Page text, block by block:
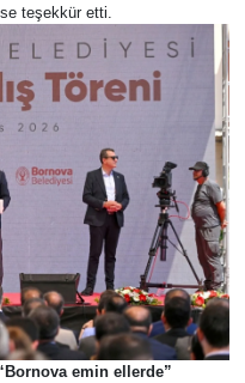
teşekkür etti.
emin ellerde”